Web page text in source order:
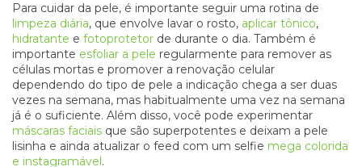
Para cuidar da pele, é importante seguir uma rotina de
limpeza diária, que envolve lavar o rosto, aplicar tônico,
hidratante e fotoprotetor de durante o dia. Também é
importante esfoliar a pele regularmente para remover as
células mortas e promover a renovação celular
dependendo do tipo de pele a indicação chega a ser duas
vezes na semana, mas habitualmente uma vez na semana
já é o suficiente. Além disso, você pode experimentar
máscaras faciais que são superpotentes e deixam a pele
lisinha e ainda atualizar o feed com um selfie mega colorida
e instagramável.